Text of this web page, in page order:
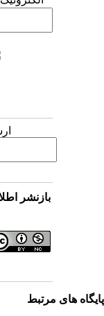
بازنشر
های مرتبط